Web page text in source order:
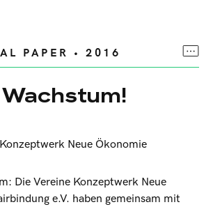
PAPER • 2016
Konzeptwerk Neue Ökonomie
Die Vereine Konzeptwerk Neue
e.V. haben gemeinsam mit